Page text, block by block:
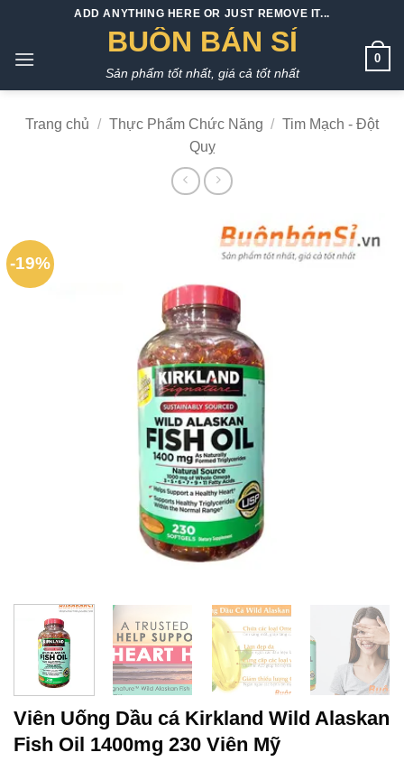
nội
ADD ANYTHING HERE OR JUST REMOVE IT...
BUÔN BÁN SỈ
Sản phẩm tốt nhất, giá cả tốt nhất
0
Trang chủ / Thực Phẩm Chức Năng / Tim Mạch - Đột
Quỵ
-19%
Viên Uống Dầu cá Kirkland Wild Alaskan
Fish Oil 1400mg 230 Viên Mỹ